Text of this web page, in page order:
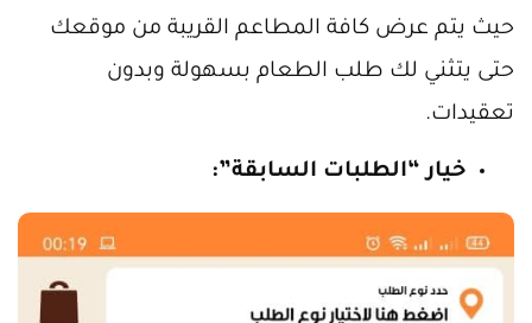
حيث يتم عرض كافة المطاعم القريبة من موقعك
حتى يتثني لك طلب الطعام بسهولة وبدون
تعقيدات.
خيار “الطلبات السابقة”: